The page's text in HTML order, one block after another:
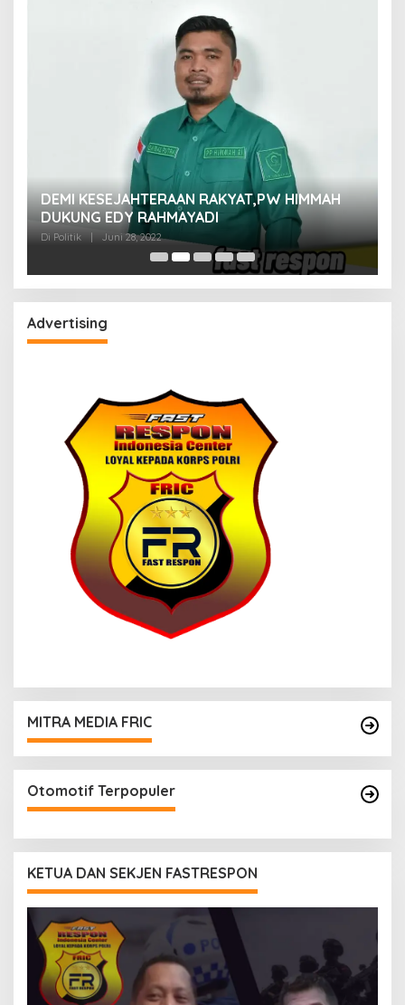
DEMI KESEJAHTERAAN RAKYAT,PW HIMMAH
DUKUNG EDY RAHMAYADI
Di Politik | Juni 28, 2022
Advertising
MITRA MEDIA FRIC
Otomotif Terpopuler
KETUA DAN SEKJEN FASTRESPON